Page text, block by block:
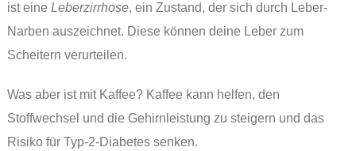
ist eine Leberzirrhose, ein Zustand, der sich durch Leber-
Narben auszeichnet. Diese können deine Leber zum
Scheitern verurteilen.
Was aber ist mit Kaffee? Kaffee kann helfen, den
Stoffwechsel und die Gehirnleistung zu steigern und das
Risiko für Typ-2-Diabetes senken.